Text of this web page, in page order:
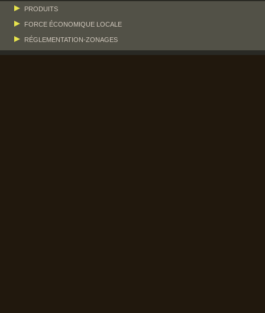
PRODUITS
FORCE ÉCONOMIQUE LOCALE
RÉGLEMENTATION-ZONAGES